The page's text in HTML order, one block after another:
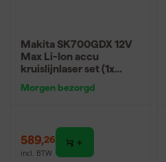
Makita SK700GDX 12V
Max Li-Ion accu
kruislijnlaser set (1x
zelfnivellerend - groen
Morgen bezorgd
589,26
incl. BTW